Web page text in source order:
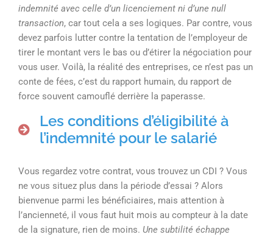
indemnité avec celle d’un licenciement ni d’une null
transaction, car tout cela a ses logiques. Par contre, vous
devez parfois lutter contre la tentation de l’employeur de
tirer le montant vers le bas ou d’étirer la négociation pour
vous user. Voilà, la réalité des entreprises, ce n’est pas un
conte de fées, c’est du rapport humain, du rapport de
force souvent camouflé derrière la paperasse.
Les conditions d’éligibilité à
l’indemnité pour le salarié
Vous regardez votre contrat, vous trouvez un CDI ? Vous
ne vous situez plus dans la période d’essai ? Alors
bienvenue parmi les bénéficiaires, mais attention à
l’ancienneté, il vous faut huit mois au compteur à la date
de la signature, rien de moins. Une subtilité échappe